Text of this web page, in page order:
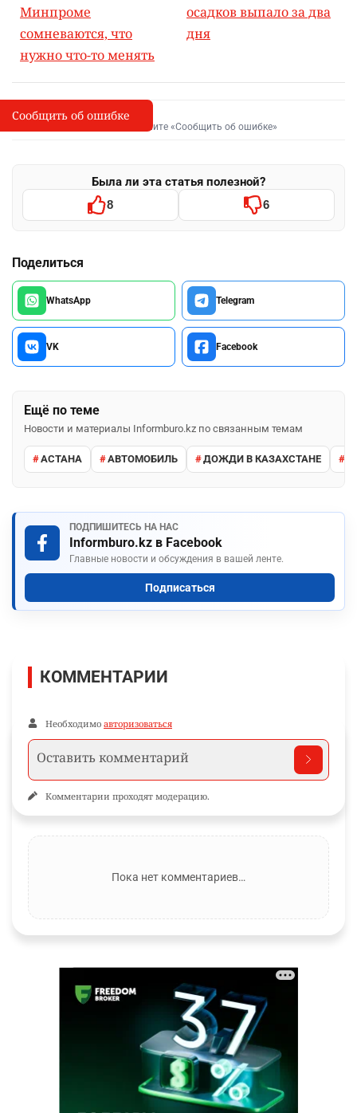
Минпроме
сомневаются, что
нужно что-то менять
осадков выпало за два
дня
I
Сообщить об опечатке
Выделите фрагмент и нажмите «Сообщить об ошибке»
Была ли эта статья полезной?
8 6
Поделиться
WhatsApp Telegram
VK Facebook
Ещё по теме
Новости и материалы Informburo.kz по связанным темам
АСТАНА АВТОМОБИЛЬ ДОЖДИ В КАЗАХСТАНЕ
ПОДПИШИТЕСЬ НА НАС
Informburo.kz в Facebook
Главные новости и обсуждения в вашей ленте.
Подписаться
Сообщить об ошибке
КОММЕНТАРИИ
Необходимо авторизоваться
Комментарии проходят модерацию.
Пока нет комментариев…